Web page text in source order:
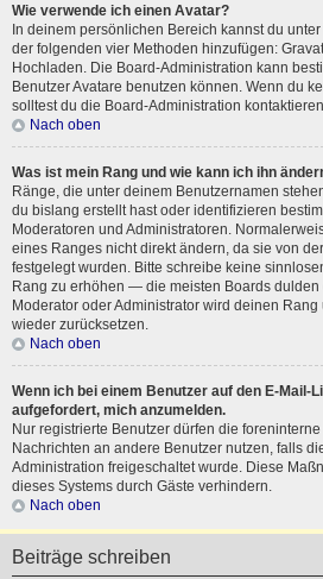
Wie verwende ich einen Avatar?
In deinem persönlichen Bereich kannst du
der folgenden vier Methoden hinzufügen:
Hochladen. Die Board-Administration kann
Benutzer Avatare benutzen können. Wenn du
solltest du die Board-Administration
Nach oben
Was ist mein Rang und wie kann ich ihn
Ränge, die unter deinem Benutzernamen
du bislang erstellt hast oder identifizieren
Moderatoren und Administratoren.
eines Ranges nicht direkt ändern, da sie von
festgelegt wurden. Bitte schreibe keine
Rang zu erhöhen — die meisten Boards
Moderator oder Administrator wird deinen
wieder zurücksetzen.
Nach oben
Wenn ich bei einem Benutzer auf den E-Mail-
aufgefordert, mich anzumelden.
Nur registrierte Benutzer dürfen die
Nachrichten an andere Benutzer nutzen, falls
Administration freigeschaltet wurde. Diese
dieses Systems durch Gäste verhindern.
Nach oben
Beiträge schreiben